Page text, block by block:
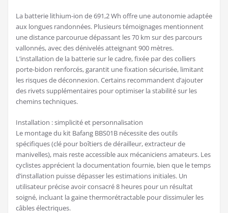
La batterie lithium-ion de 691,2 Wh offre une autonomie adaptée
aux longues randonnées. Plusieurs témoignages mentionnent
une distance parcourue dépassant les 70 km sur des parcours
vallonnés, avec des dénivelés atteignant 900 mètres.
L’installation de la batterie sur le cadre, fixée par des colliers
porte-bidon renforcés, garantit une fixation sécurisée, limitant
les risques de déconnexion. Certains recommandent d’ajouter
des rivets supplémentaires pour optimiser la stabilité sur les
chemins techniques.
Installation : simplicité et personnalisation
Le montage du kit Bafang BBS01B nécessite des outils
spécifiques (clé pour boîtiers de dérailleur, extracteur de
manivelles), mais reste accessible aux mécaniciens amateurs. Les
cyclistes apprécient la documentation fournie, bien que le temps
d’installation puisse dépasser les estimations initiales. Un
utilisateur précise avoir consacré 8 heures pour un résultat
soigné, incluant la gaine thermorétractable pour dissimuler les
câbles électriques.